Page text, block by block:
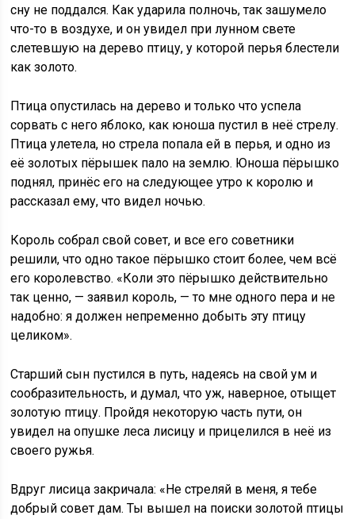
сну не поддался. Как ударила полночь, так зашумело
что-то в воздухе, и он увидел при лунном свете
слетевшую на дерево птицу, у которой перья блестели
как золото.
Птица опустилась на дерево и только что успела
сорвать с него яблоко, как юноша пустил в неё стрелу.
Птица улетела, но стрела попала ей в перья, и одно из
её золотых пёрышек пало на землю. Юноша пёрышко
поднял, принёс его на следующее утро к королю и
рассказал ему, что видел ночью.
Король собрал свой совет, и все его советники
решили, что одно такое пёрышко стоит более, чем всё
его королевство. «Коли это пёрышко действительно
так ценно, — заявил король, — то мне одного пера и не
надобно: я должен непременно добыть эту птицу
целиком».
Старший сын пустился в путь, надеясь на свой ум и
сообразительность, и думал, что уж, наверное, отыщет
золотую птицу. Пройдя некоторую часть пути, он
увидел на опушке леса лисицу и прицелился в неё из
своего ружья.
Вдруг лисица закричала: «Не стреляй в меня, я тебе
добрый совет дам. Ты вышел на поиски золотой птицы